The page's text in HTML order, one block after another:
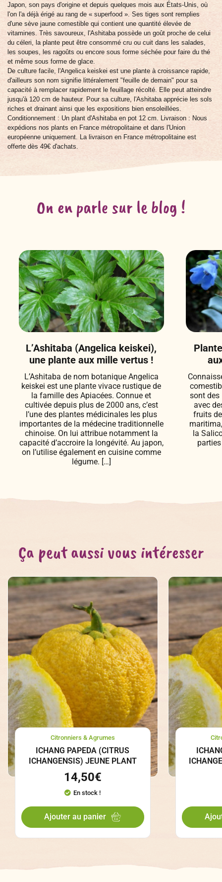
Japon, son pays d'origine et depuis quelques mois aux États-Unis, où
l'on l'a déjà érigé au rang de « superfood ». Ses tiges sont remplies
d'une sève jaune comestible qui contient une quantité élevée de
vitamines. Très savoureux, l'Ashitaba possède un goût proche de celui
du céleri, la plante peut être consommé cru ou cuit dans les salades,
les soupes, les ragoûts ou encore sous forme séchée pour faire du thé
et même sous forme de glace.
De culture facile, l'Angelica keiskei est une plante à croissance rapide,
d'ailleurs son nom signifie littéralement "feuille de demain" pour sa
capacité à remplacer rapidement le feuillage récolté. Elle peut atteindre
jusqu'à 120 cm de hauteur. Pour sa culture, l'Ashitaba apprécie les sols
riches et drainant ainsi que les expositions bien ensoleillées.
Conditionnement : Un plant d'Ashitaba en pot 12 cm. Livraison : Nous
expédions nos plants en France métropolitaine et dans l'Union
européenne uniquement. La livraison en France métropolitaine est
offerte dès 49€ d'achats.
On en parle sur le blog !
L’Ashitaba (Angelica keiskei),
une plante aux mille vertus !
L’Ashitaba de nom botanique Angelica
keiskei est une plante vivace rustique de
la famille des Apiacées. Connue et
cultivée depuis plus de 2000 ans, c’est
l’une des plantes médicinales les plus
importantes de la médecine traditionnelle
chinoise. On lui attribue notamment la
capacité d’accroire la longévité. Au japon,
on l’utilise également en cuisine comme
légume. […]
sont des
avec
fruits
la
Ça peut aussi vous intéresser
Citronniers & Agrumes
ICHANG PAPEDA (CITRUS
ICHANGENSIS) JEUNE PLANT
14,50€
En stock !
Ajouter au panier